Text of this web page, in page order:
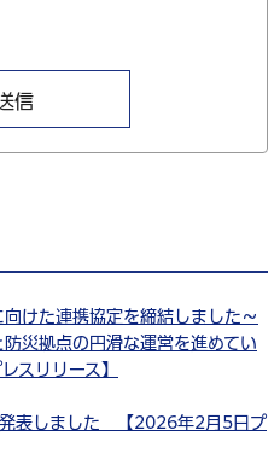
けた連携協定を締結しました～
災拠点の円滑な運営を進めてい
スリリース】
表しました 【2026年2月5日プ